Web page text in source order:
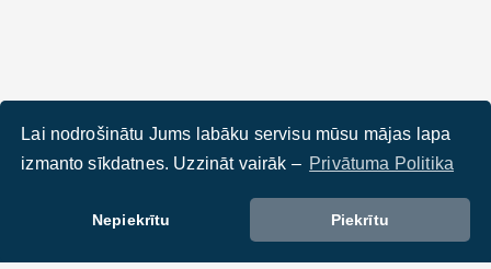
Lai nodrošinātu Jums labāku servisu mūsu mājas lapa
izmanto sīkdatnes. Uzzināt vairāk – Privātuma Politika
Nepiekrītu Piekrītu